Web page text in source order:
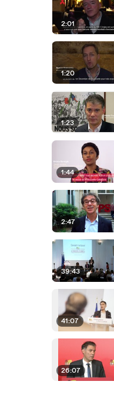
2:01
1:20
1:23
1:44
2:47
39:43
41:07
26:07